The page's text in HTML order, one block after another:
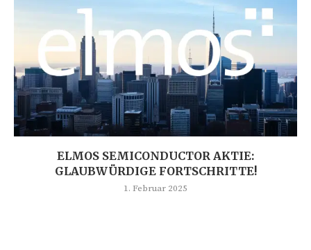
ELMOS SEMICONDUCTOR AKTIE:
GLAUBWÜRDIGE FORTSCHRITTE!
1. Februar 2025